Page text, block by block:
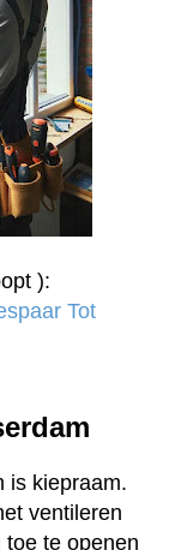
):
Tot
is kiepraam.
ventileren
te openen